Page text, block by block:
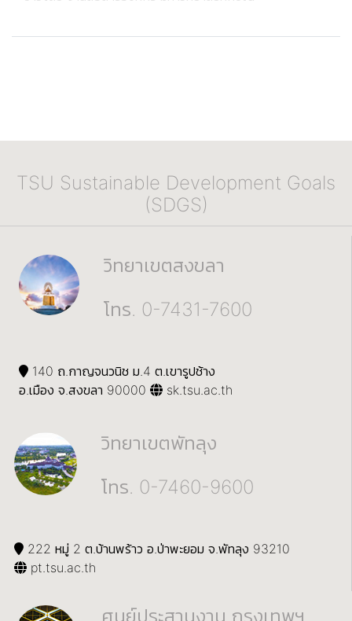
TSU Sustainable Development Goals
(SDGS)
วิทยาเขตสงขลา
โทร. 0-7431-7600
140 ถ.กาญจนวนิช ม.4 ต.เขารูปช้าง
อ.เมือง จ.สงขลา 90000
sk.tsu.ac.th
วิทยาเขตพัทลุง
โทร. 0-7460-9600
222 หมู่ 2 ต.บ้านพร้าว อ.ป่าพะยอม จ.พัทลุง 93210
pt.tsu.ac.th
ศูนย์ประสานงาน กรุงเทพฯ